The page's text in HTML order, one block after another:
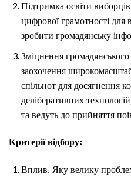
Підтримка освіти
цифрової грамотності для
зробити громадянську
Зміцнення
заохочення
спільнот для досягнення
деліберативних
та ведуть до прийняття
Критерії відбору:
Вплив. Яку велику